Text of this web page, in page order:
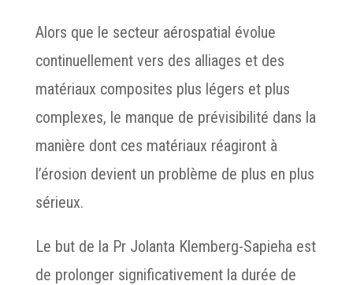
Alors que le secteur aérospatial évolue
continuellement vers des alliages et des
matériaux composites plus légers et plus
complexes, le manque de prévisibilité dans la
manière dont ces matériaux réagiront à
l’érosion devient un problème de plus en plus
sérieux.
Le but de la Pr Jolanta Klemberg-Sapieha est
de prolonger significativement la durée de